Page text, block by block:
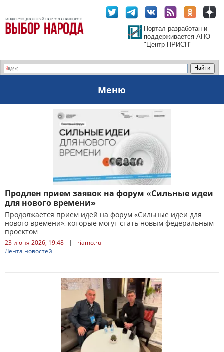
Портал разработан и
поддерживается АНО
"Центр ПРИСП"
Меню
Продлен прием заявок на форум «Сильные идеи
для нового времени»
Продолжается прием идей на форум «Сильные идеи для
нового времени», которые могут стать новым федеральным
проектом
23 июня 2026, 19:48 |
riamo.ru
Лента новостей